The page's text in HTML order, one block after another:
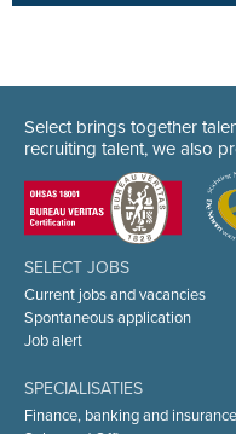
Select brings together
recruiting talent, we also
SELECT JOBS
Current jobs and vacancies
Spontaneous application
Job alert
SPECIALISATIES
Finance, banking and insurance